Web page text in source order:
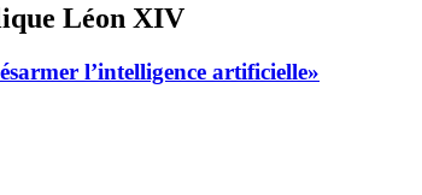
Léon XIV
l’intelligence artificielle»